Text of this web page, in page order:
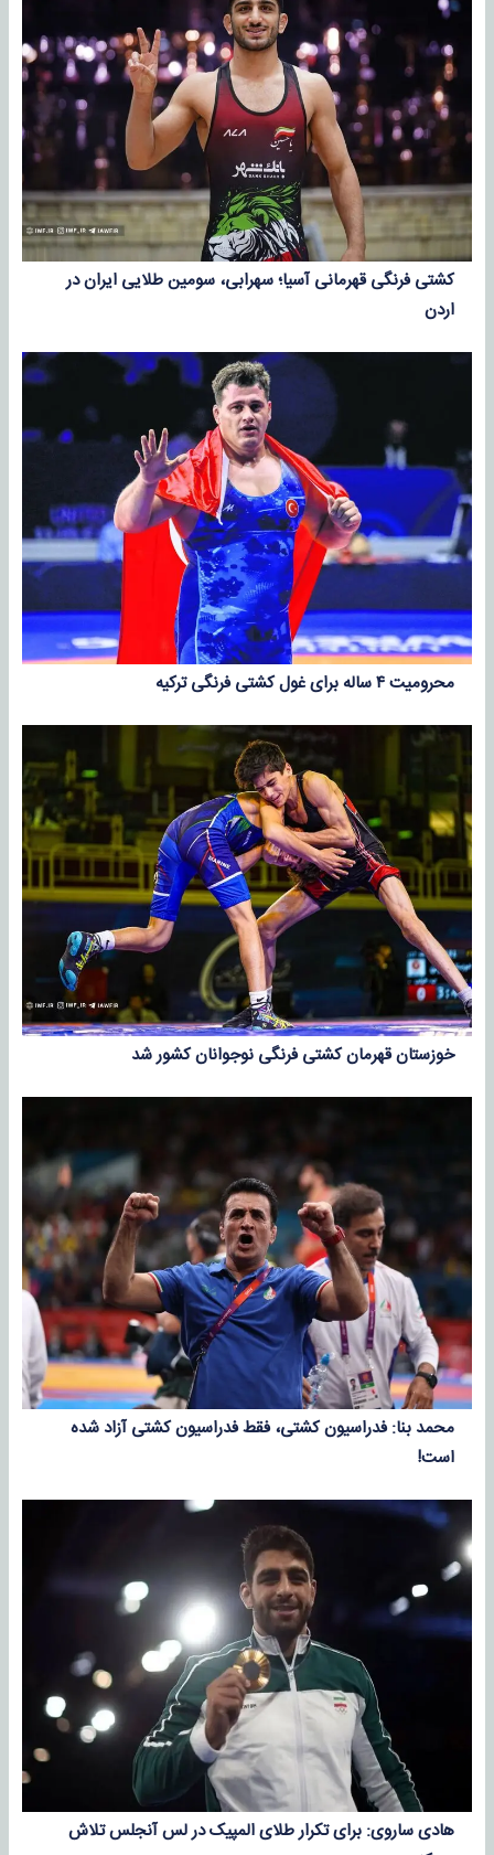
کشتی فرنگی قهرمانی آسیا؛ سهرابی، سومین طلایی ایران در
اردن
محرومیت ۴ ساله برای غول کشتی فرنگی ترکیه
خوزستان قهرمان کشتی فرنگی نوجوانان کشور شد
محمد بنا: فدراسیون کشتی، فقط فدراسیون کشتی آزاد شده
است!
هادی ساروی: برای تکرار طلای المپیک در لس آنجلس تلاش